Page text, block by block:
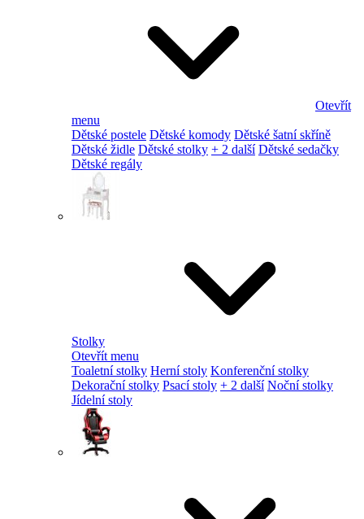
Otevřít
menu
Dětské postele Dětské komody Dětské šatní skříně
Dětské židle Dětské stolky + 2 další Dětské sedačky
Dětské regály
Stolky
Otevřít menu
Toaletní stolky Herní stoly Konferenční stolky
Dekorační stolky Psací stoly + 2 další Noční stolky
Jídelní stoly